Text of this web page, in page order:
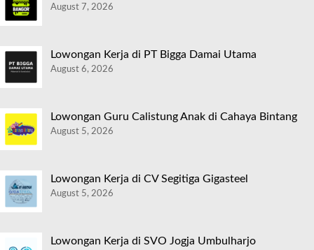
August 7, 2026
Lowongan Kerja di PT Bigga Damai Utama
August 6, 2026
Lowongan Guru Calistung Anak di Cahaya Bintang
August 5, 2026
Lowongan Kerja di CV Segitiga Gigasteel
August 5, 2026
Lowongan Kerja di SVO Jogja Umbulharjo